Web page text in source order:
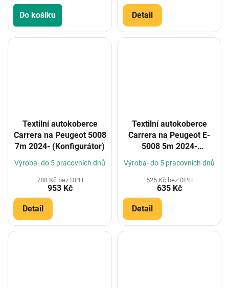
Do košíku Detail
Textilní autokoberce
Carrera na Peugeot 5008
7m 2024- (Konfigurátor)
Výroba- do 5 pracovních dnů
788 Kč bez DPH
953 Kč
Detail
Textilní autokoberce
Carrera na Peugeot E-
5008 5m 2024-
(Konfigurátor)
Výroba- do 5 pracovních dnů
525 Kč bez DPH
635 Kč
Detail